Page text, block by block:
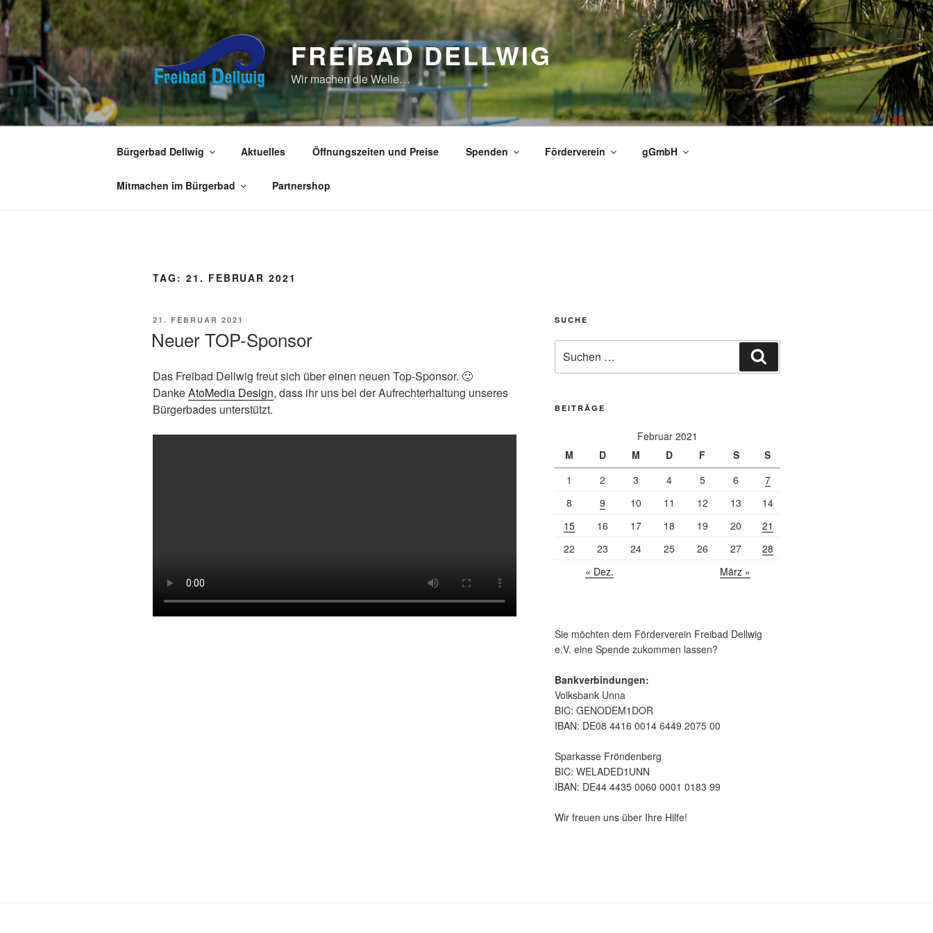
Zum
Inhalt
springen
FREIBAD DELLWIG
Wir machen die Welle…
Bürgerbad Dellwig Aktuelles Öffnungszeiten und Preise Spenden Förderverein gGmbH
Mitmachen im Bürgerbad Partnershop
TAG: 21. FEBRUAR 2021
VERÖFFENTLICHT
21. FEBRUAR 2021
Neuer TOP-Sponsor
Das Freibad Dellwig freut sich über einen neuen Top-Sponsor. 🙂
DankeAtoMedia Design, dass ihr uns bei der Aufrechterhaltung unseres
Bürgerbades unterstützt.
SUCHE
nach:
BEITRÄGE
Februar 2021
M
D M D F S
S
1
2 3 4 5 6
7
8
9 10 11 12 13
14
15
16 17 18 19 20
21
22
23 24 25 26 27
28
« Dez.
März »
Sie möchten dem Förderverein Freibad Dellwig
e.V. eine Spende zukommen lassen?
Bankverbindungen:
Volksbank Unna
BIC: GENODEM1DOR
IBAN: DE08 4416 0014 6449 2075 00
Sparkasse Fröndenberg
BIC: WELADED1UNN
IBAN: DE44 4435 0060 0001 0183 99
Wir freuen uns über Ihre Hilfe!